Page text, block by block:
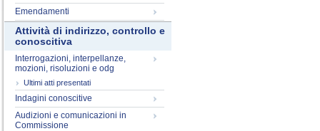
Emendamenti
Attività di indirizzo, controllo e
conoscitiva
Interrogazioni, interpellanze,
mozioni, risoluzioni e odg
Ultimi atti presentati
Indagini conoscitive
Audizioni e comunicazioni in
Commissione